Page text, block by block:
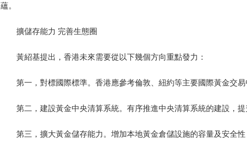
蘊。
擴儲存能力 完善生態圈
黃紹基提出，香港未來需要從以下幾個方向重點發力：
第一，對標國際標準。香港應參考倫敦、紐約等主要國際黃金交易
第二，建設黃金中央清算系統。有序推進中央清算系統的建設，提
第三，擴大黃金儲存能力。增加本地黃金倉儲設施的容量及安全性